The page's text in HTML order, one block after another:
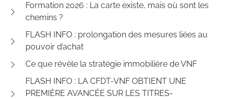
Formation 2026 : La carte existe, mais où sont les
chemins ?
FLASH INFO : prolongation des mesures liées au
pouvoir d’achat
Ce que révèle la stratégie immobilière de VNF
FLASH INFO : LA CFDT-VNF OBTIENT UNE
PREMIÈRE AVANCÉE SUR LES TITRES-